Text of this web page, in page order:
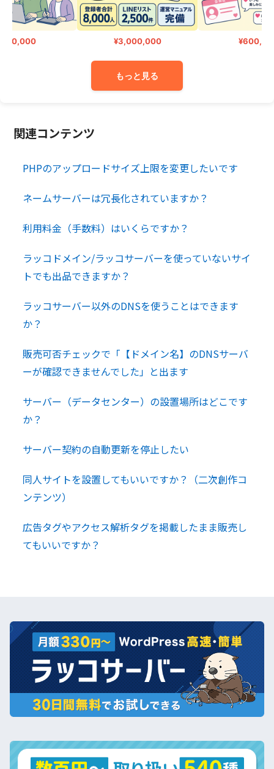
¥3,000,000 ¥600,000
もっと見る
関連コンテンツ
PHPのアップロードサイズ上限を変更したいです
ネームサーバーは冗長化されていますか？
利用料金（手数料）はいくらですか？
ラッコドメイン/ラッコサーバーを使っていないサイ
トでも出品できますか？
ラッコサーバー以外のDNSを使うことはできます
か？
販売可否チェックで「【ドメイン名】のDNSサーバ
ーが確認できませんでした」と出ます
サーバー（データセンター）の設置場所はどこです
か？
サーバー契約の自動更新を停止したい
同人サイトを設置してもいいですか？（二次創作コ
ンテンツ）
広告タグやアクセス解析タグを掲載したまま販売し
てもいいですか？